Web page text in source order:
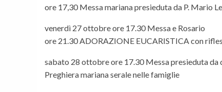
ore 17,30 Messa mariana presieduta da P. Mario
venerdì 27 ottobre ore 17.30 Messa e Rosario
ore 21.30 ADORAZIONE EUCARISTICA con
sabato 28 ottobre ore 17.30 Messa presieduta da
Preghiera mariana serale nelle famiglie